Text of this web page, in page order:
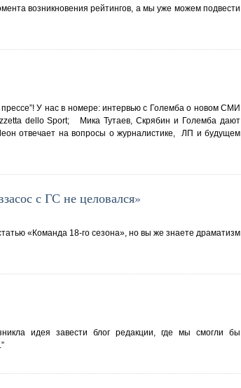
возникновения рейтингов, а мы уже можем подвести
У нас в номере: интервью с Големба о новом СМИ
dello Sport; Мика Тутаев, Скрябин и Големба дают
отвечает на вопросы о журналистике, ЛП и будущем
с ГС не целовался»
«Команда 18-го сезона», но вы же знаете драматизм
идея завести блог редакции, где мы смогли бы